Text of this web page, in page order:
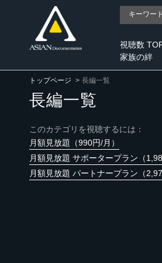
視聴数
家族の絆
トップページ 長編一覧
長編一覧
このカテゴリを視聴するには：
月額見放題（990円/月）
月額見放題 サポータープラン（
月額見放題 パートナープラン（